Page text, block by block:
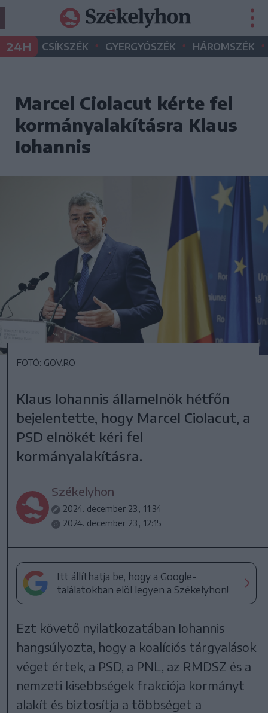
24H CSÍKSZÉK • GYERGYÓSZÉK • HÁROMSZÉK •
Marcel Ciolacut kérte fel
kormányalakításra Klaus
Iohannis
FOTÓ: GOV.RO
Klaus Iohannis államelnök hétfőn
bejelentette, hogy Marcel Ciolacut, a
PSD elnökét kéri fel
kormányalakításra.
Székelyhon
2024. december 23., 11:34
2024. december 23., 12:15
Itt állíthatja be, hogy a Google-
találatokban elöl legyen a Székelyhon!
Ezt követő nyilatkozatában Iohannis
hangsúlyozta, hogy a koalíciós tárgyalások
véget értek, a PSD, a PNL, az RMDSZ és a
nemzeti kisebbségek frakciója kormányt
alakít és biztosítja a többséget a